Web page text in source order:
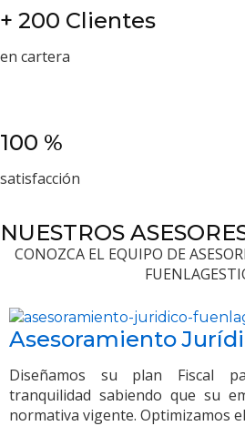
+ 200 Clientes
en cartera
100 %
satisfacción
NUESTROS
CONOZCA EL EQUIPO DE
Asesoramiento
Diseñamos su plan Fiscal
tranquilidad sabiendo que su
normativa vigente. Optimizamos